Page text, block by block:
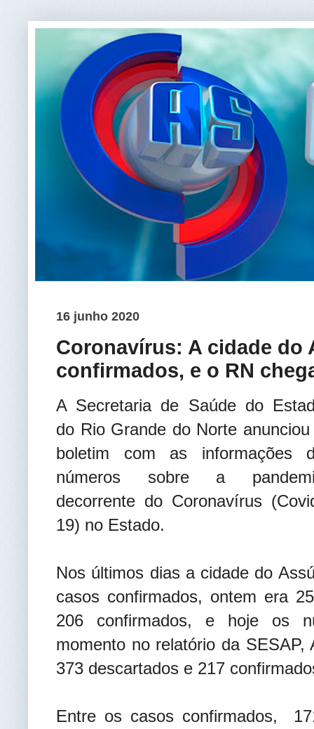
16 junho 2020
Coronavírus: A cidade do
confirmados, e o RN
A Secretaria de Saúde do
do Rio Grande do Norte anunciou
boletim com as informações
números sobre a
decorrente do Coronavírus
19) no Estado.
Nos últimos dias a cidade do
casos confirmados, ontem era
206 confirmados, e hoje os
momento no relatório da
373 descartados e 217
Entre os casos confirmados,